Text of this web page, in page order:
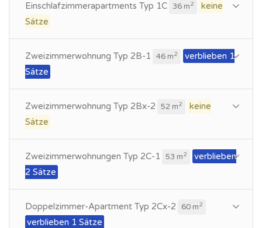
Einschlafzimmerapartments Typ 1C 36 m2
keine
Sätze
Zweizimmerwohnung Typ 2B-1 46 m2
verblieben 1
Sätze
Zweizimmerwohnung Typ 2Bx-2 52 m2
keine
Sätze
Zweizimmerwohnungen Typ 2C-1 53 m2
verblieben
2 Sätze
Doppelzimmer-Apartment Typ 2Cx-2 60 m2
verblieben 1 Sätze